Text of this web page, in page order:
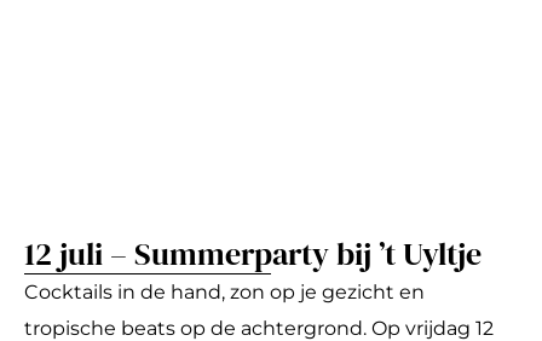
12 juli – Summerparty bij ’t Uyltje
Cocktails in de hand, zon op je gezicht en
tropische beats op de achtergrond. Op vrijdag 12